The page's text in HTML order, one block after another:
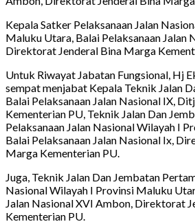
Kepala Satker Pelaksanaan Jalan
Maluku Utara, Balai Pelaksanaan Jalan
Direktorat Jenderal Bina Marga
Untuk Riwayat Jabatan Fungsional, Hj
sempat menjabat Kepala Teknik Jalan
Balai Pelaksanaan Jalan Nasional IX,
Kementerian PU, Teknik Jalan Dan
Pelaksanaan Jalan Nasional Wilayah I
Balai Pelaksanaan Jalan Nasional Ix,
Marga Kementerian PU.
Juga, Teknik Jalan Dan Jembatan
Nasional Wilayah I Provinsi Maluku
Jalan Nasional XVI Ambon, Direktorat
Kementerian PU.